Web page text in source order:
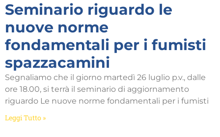
Seminario riguardo le
nuove norme
fondamentali per i fumisti
spazzacamini
Segnaliamo che il giorno martedì 26 luglio p.v., dalle
ore 18.00, si terrà il seminario di aggiornamento
riguardo Le nuove norme fondamentali per i fumisti
Leggi Tutto »